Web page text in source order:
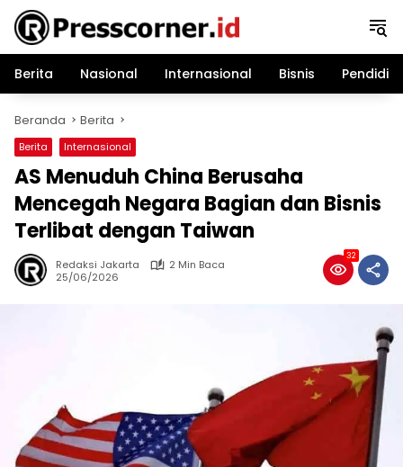
Langsung
konten
Berita
Nasional Internasional Bisnis
Beranda Berita
Berita Internasional
AS Menuduh China Berusaha
Mencegah Negara Bagian dan Bisnis
Terlibat dengan Taiwan
Redaksi Jakarta
2 Min Baca
25/06/2026
32